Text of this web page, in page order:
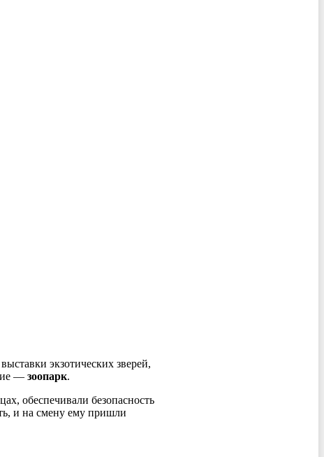
экзотических зверей,
— зоопарк.
обеспечивали безопасность
и на смену ему пришли